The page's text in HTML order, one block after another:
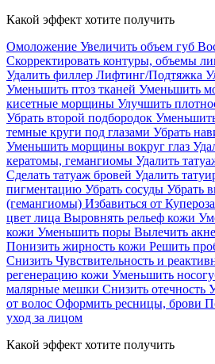
Какой эффект хотите получить
Омоложение Увеличить объем губ
Скорректировать контуры, объемы
Удалить филлер Лифтинг/Подтяжка
Уменьшить птоз тканей Уменьшить
кисетные морщины Улучшить
Убрать второй подбородок
темные круги под глазами Убрать
Уменьшить морщины вокруг глаз
кератомы, гемангиомы Удалить
Сделать татуаж бровей Удалить
пигментацию Убрать сосуды Убрать
(гемангиомы) Избавиться от
цвет лица Выровнять рельеф кожи
кожи Уменьшить поры Вылечить акне
Понизить жирность кожи Решить
Cнизить Чувствительность и
регенерацию кожи Уменьшить
малярные мешки Снизить отечность
от волос Оформить ресницы, брови
уход за лицом
Какой эффект хотите получить